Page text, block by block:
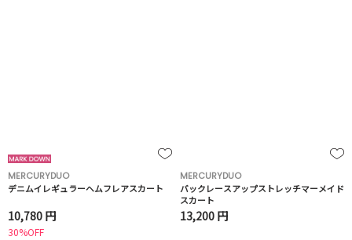
MERCURYDUO
デニムイレギュラーヘムフレアスカート
10,780 円
30%OFF
MERCURYDUO
バックレースアップストレッチマーメイド
スカート
13,200 円